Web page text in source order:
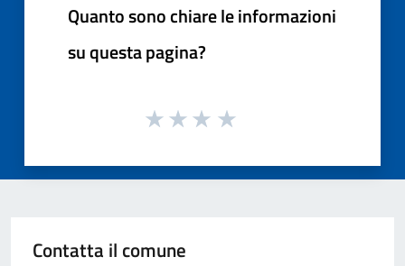
Quanto sono chiare le informazioni
su questa pagina?
Contatta il comune